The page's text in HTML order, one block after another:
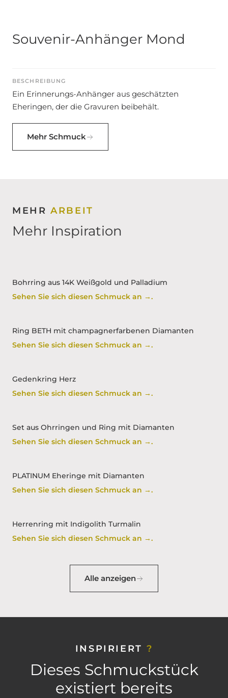
Souvenir-Anhänger Mond
BESCHREIBUNG
Ein Erinnerungs-Anhänger aus geschätzten
Eheringen, der die Gravuren beibehält.
Mehr Schmuck
MEHRARBEIT
Mehr Inspiration
Bohrring aus 14K Weißgold und Palladium
Sehen Sie sich diesen Schmuck an →.
Ring BETH mit champagnerfarbenen Diamanten
Sehen Sie sich diesen Schmuck an →.
Gedenkring Herz
Sehen Sie sich diesen Schmuck an →.
Set aus Ohrringen und Ring mit Diamanten
Sehen Sie sich diesen Schmuck an →.
PLATINUM Eheringe mit Diamanten
Sehen Sie sich diesen Schmuck an →.
Herrenring mit Indigolith Turmalin
Sehen Sie sich diesen Schmuck an →.
Alle anzeigen
INSPIRIERT ?
Dieses Schmuckstück
existiert bereits